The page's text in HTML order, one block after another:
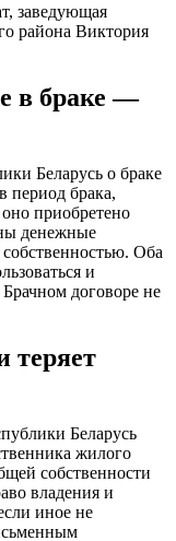
заведующая
района Виктория
в браке —
Беларусь о браке
период брака,
приобретено
денежные
Оба
и
договоре не
теряет
Беларусь
жилого
собственности
владения и
иное не